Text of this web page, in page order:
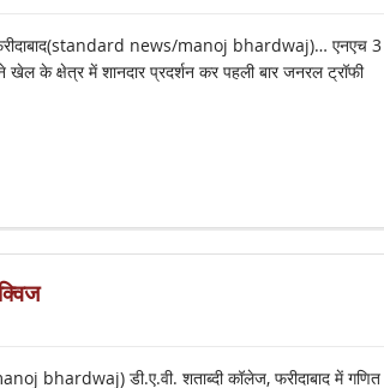
फरीदाबाद(standard news/manoj bhardwaj)… एनएच 3
खेल के क्षेत्र में शानदार प्रदर्शन कर पहली बार जनरल ट्रॉफी
bhardwaj) डी.ए.वी. शताब्दी कॉलेज, फरीदाबाद में गणित